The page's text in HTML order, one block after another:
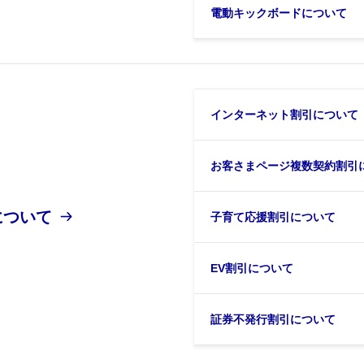
電動キックボードについて
いて
インターネット割引について
お客さまページ複数契約割引
子育て応援割引について
EV割引について
証券不発行割引について